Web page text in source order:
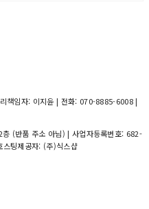
책임자: 이지윤 | 전화: 070-8885-6008 |
(반품 주소 아님) | 사업자등록번호: 682-
스팅제공자: (주)식스샵